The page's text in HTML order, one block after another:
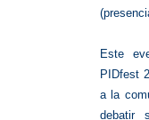
Este
PIDfest
a la
debatir